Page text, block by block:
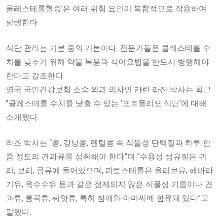
콜레스테롤혈증’은 여러 위험 요인이 복합적으로 작용하며
발생한다.
식단 관리는 기본 중의 기본이다. 전문가들은 콜레스테롤 수
치를 낮추기 위해 약물 복용과 식이요법을 반드시 병행해야
한다고 강조한다.
영국 국민건강보험 소속 외과 의사인 카란 라잔 박사는 최근
“콜레스테롤 수치를 낮출 수 있는 ‘포트폴리오 식단’에 대해
소개했다.
라즈 박사는 “콩, 강낭콩, 렌틸콩 속 식물성 단백질과 하루 한
줌 정도의 견과류를 섭취해야 한다”며 “수용성 섬유질은 귀
리, 보리, 콩류에 들어있으며, 피토스테롤은 올리브유, 해바라
기유, 옥수수유 등과 같은 정제되지 않은 식물성 기름이나 견
과류, 통곡류, 씨앗류, 특히 참깨와 아마씨에 함유돼 있다”고
말했다.